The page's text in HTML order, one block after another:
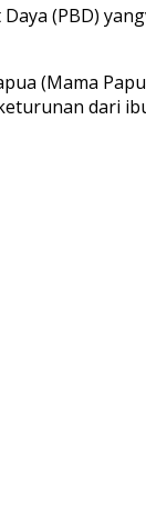
(PBD)
(Mama
dari